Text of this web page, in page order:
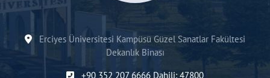
Erciyes Üniversitesi Kampüsü Güzel Sanatlar Fakültesi
Dekanlık Binası
+90 352 207 6666 Dahili: 47800